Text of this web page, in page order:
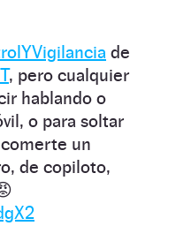
de
, pero cualquier
hablando o
o para soltar
un
de copiloto,